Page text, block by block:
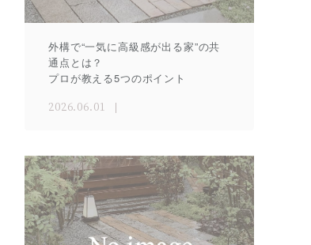
外構で“一気に高級感が出る家”の共
通点とは？
プロが教える5つのポイント
2026.06.01